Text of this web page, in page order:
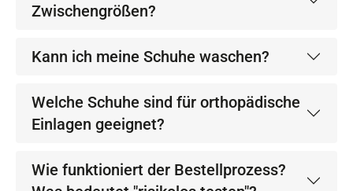
Zwischengrößen?
Kann ich meine Schuhe waschen?
Welche Schuhe sind für orthopädische
Einlagen geeignet?
Wie funktioniert der Bestellprozess?